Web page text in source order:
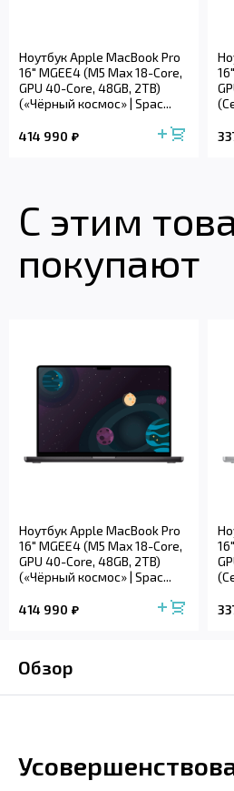
Ноутбук Apple MacBook Pro
16" MGEE4 (M5 Max 18-Core,
GPU 40-Core, 48GB, 2TB)
(«Чёрный космос» | Spac...
414 990
С этим
покупают
Ноутбук Apple MacBook Pro
16" MGEE4 (M5 Max 18-Core,
GPU 40-Core, 48GB, 2TB)
(«Чёрный космос» | Spac...
414 990
Обзор